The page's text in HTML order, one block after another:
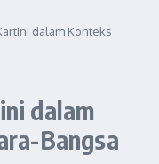
dalam Konteks
dalam
Bangsa